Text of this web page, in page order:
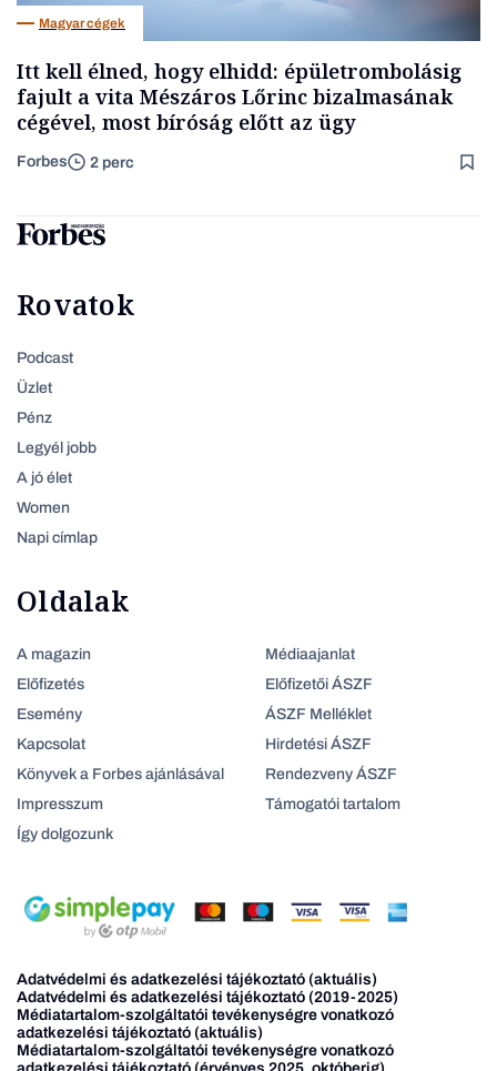
Magyar cégek
Itt kell élned, hogy elhidd: épületrombolásig
fajult a vita Mészáros Lőrinc bizalmasának
cégével, most bíróság előtt az ügy
Forbes 2 perc
Rovatok
Podcast
Üzlet
Pénz
Legyél jobb
A jó élet
Women
Napi címlap
Oldalak
A magazin
Előfizetés
Esemény
Kapcsolat
Könyvek a Forbes ajánlásával
Impresszum
Így dolgozunk
Médiaajanlat
Előfizetői ÁSZF
ÁSZF Melléklet
Hirdetési ÁSZF
Rendezveny ÁSZF
Támogatói tartalom
Adatvédelmi és adatkezelési tájékoztató (aktuális)
Adatvédelmi és adatkezelési tájékoztató (2019-2025)
Médiatartalom-szolgáltatói tevékenységre vonatkozó
adatkezelési tájékoztató (aktuális)
Médiatartalom-szolgáltatói tevékenységre vonatkozó